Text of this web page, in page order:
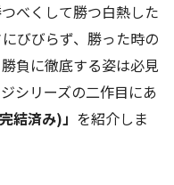
べくして勝つ白熱した
びびらず、勝った時の
負に徹底する姿は必見
シリーズの二作目にあ
結済み)」 を紹介しま